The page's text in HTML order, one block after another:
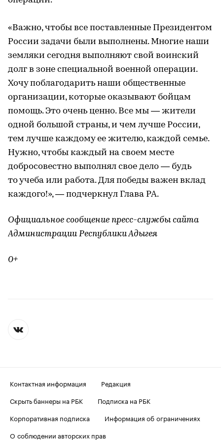
«Важно, чтобы все поставленные Президентом
России задачи были выполнены. Многие наши
земляки сегодня выполняют свой воинский
долг в зоне специальной военной операции.
Хочу поблагодарить наши общественные
организации, которые оказывают бойцам
помощь. Это очень ценно. Все мы — жители
одной большой страны, и чем лучше России,
тем лучше каждому ее жителю, каждой семье.
Нужно, чтобы каждый на своем месте
добросовестно выполнял свое дело — будь
то учеба или работа. Для победы важен вклад
каждого!», — подчеркнул Глава РА.
Официальное сообщение пресс-службы сайта
Администрации Республики Адыгея
0+
Контактная информация
Редакция
Скрыть баннеры на РБК
Подписка на РБК
Корпоративная подписка
Информация об ограничениях
О соблюдении авторских прав